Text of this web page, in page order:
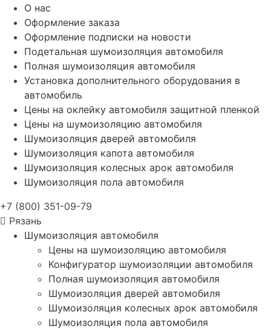
О нас
Оформление заказа
Оформление подписки на новости
Подетальная шумоизоляция автомобиля
Полная шумоизоляция автомобиля
Установка дополнительного оборудования в
автомобиль
Цены на оклейку автомобиля защитной пленкой
Цены на шумоизоляцию автомобиля
Шумоизоляция дверей автомобиля
Шумоизоляция капота автомобиля
Шумоизоляция колесных арок автомобиля
Шумоизоляция пола автомобиля
+7 (800) 351-09-79
Рязань
Шумоизоляция автомобиля
Цены на шумоизоляцию автомобиля
Конфигуратор шумоизоляции автомобиля
Полная шумоизоляция автомобиля
Шумоизоляция дверей автомобиля
Шумоизоляция колесных арок автомобиля
Шумоизоляция пола автомобиля